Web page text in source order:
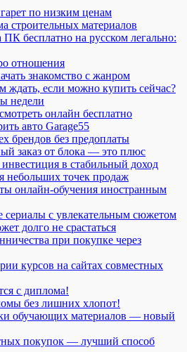
по низким ценам
строительных материалов
ПК бесплатно на русском легально:
отношения
знакомство с жанром
ждать, если можно купить сейчас?
недели
онлайн бесплатно
авто Garage55
брендов без предоплаты
заказ от блока — это плюс
в стабильный доход
небольших точек продаж
онлайн-обучения иностранным
сериалы с увлекательным сюжетом
долго не срастаться
при покупке через
курсов на сайтах совместных
с диплома!
без лишних хлопот!
обучающих материалов — новый
покупок — лучший способ